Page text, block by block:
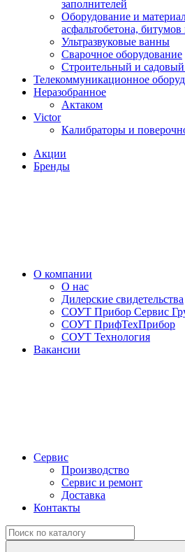
заполнителей
Оборудование и
асфальтобетона, битумов
Ультразвуковые ванны
Сварочное оборудование
Строительный и
Телекоммуникационное
Неразобранное
Актаком
Victor
Калибраторы и
Акции
Бренды
О компании
О нас
Дилерские свидетельства
СОУТ Прибор Сервис
СОУТ ПрифТехПрибор
СОУТ Технология
Вакансии
Сервис
Производство
Сервис и ремонт
Доставка
Контакты